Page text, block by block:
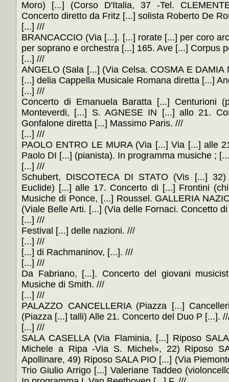
Moro) [...] (Corso D'Italia, 37 -Tel.
Concerto diretto da Fritz [...] solista Roberto De
[...] ///
BRANCACCIO (Via [...]. [...] rorate [...] per coro
per soprano e orchestra [...] 165. Ave [...] Corpus
[...] ///
ANGELO (Sala [...] (Via Celsa. COSMA E DAMIA
[...] delia Cappella Musicale Romana diretta [...]
[...] ///
Concerto di Emanuela Baratta [...] Centurioni
Monteverdi, [...] S. AGNESE IN [...] allo 21.
Gonfalone diretta [...] Massimo Paris. ///
[...] ///
PAOLO ENTRO LE MURA (Via [...] Via [...] alle
Paolo DI [...] (pianista). In programma musiche ;
[...] ///
Schubert, DISCOTECA DI STATO (Vis [...]
Euclide) [...] alle 17. Concerto di [...] Frontini
Musiche di Ponce, [...] Roussel. GALLERIA
(Viale Belle Arti. [...] (Via delle Fornaci. Concetto
[...] ///
Festival [...] delle nazioni. ///
[...] ///
[...] di Rachmaninov, [...]. ///
[...] ///
Da Fabriano, [...]. Concerto del giovani
Musiche di Smith. ///
[...] ///
PALAZZO CANCELLERIA (Piazza [...]
(Piazza [...] talli) Alle 21. Concerto del Duo P [...].
[...] ///
SALA CASELLA (Via Flaminia, [...] Riposo
Michele a Ripa -Via S. Michel», 22) Riposo
Apollinare, 49) Riposo SALA PIO [...] (Via
Trio Giulio Arrigo [...] Valeriane Taddeo